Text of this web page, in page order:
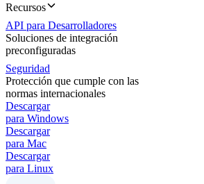
Recursos
API para Desarrolladores
Soluciones de integración
preconfiguradas
Seguridad
Protección que cumple con las
normas internacionales
Descargar
para Windows
Descargar
para Mac
Descargar
para Linux